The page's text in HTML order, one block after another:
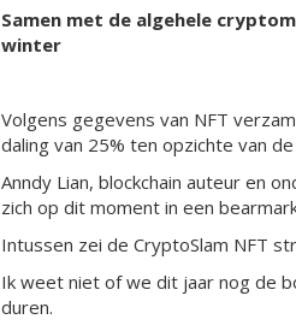
Samen met de algehele
winter
Volgens gegevens van NFT
daling van 25% ten opzichte van
Anndy Lian, blockchain auteur en
zich op dit moment in een
Intussen zei de CryptoSlam NFT
Ik weet niet of we dit jaar nog de
duren.